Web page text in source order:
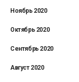
Ноябрь 2020
Октябрь 2020
Сентябрь 2020
Август 2020